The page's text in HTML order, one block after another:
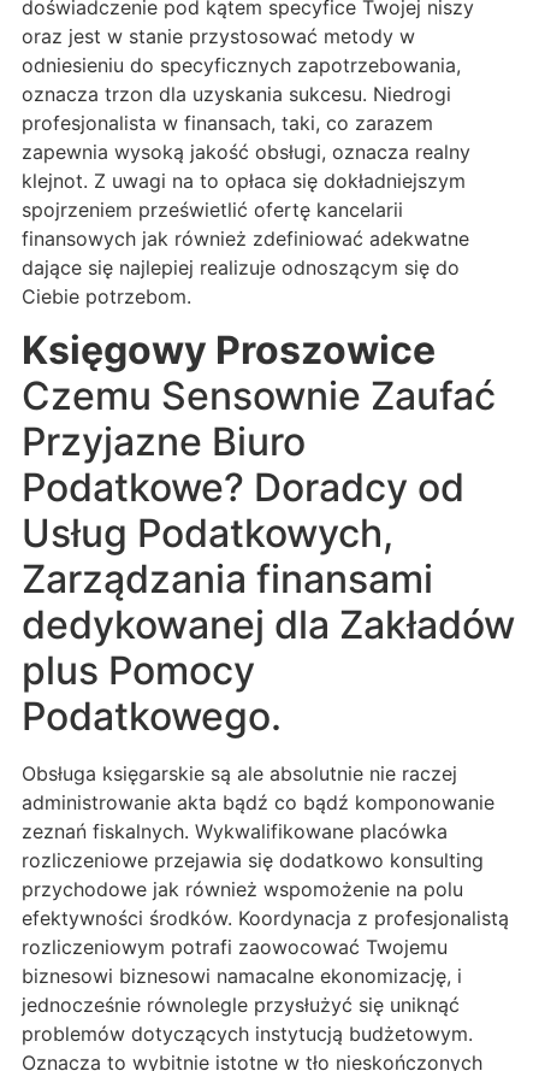
doświadczenie pod kątem specyfice Twojej niszy
oraz jest w stanie przystosować metody w
odniesieniu do specyficznych zapotrzebowania,
oznacza trzon dla uzyskania sukcesu. Niedrogi
profesjonalista w finansach, taki, co zarazem
zapewnia wysoką jakość obsługi, oznacza realny
klejnot. Z uwagi na to opłaca się dokładniejszym
spojrzeniem prześwietlić ofertę kancelarii
finansowych jak również zdefiniować adekwatne
dające się najlepiej realizuje odnoszącym się do
Ciebie potrzebom.
Księgowy Proszowice
Czemu Sensownie Zaufać
Przyjazne Biuro
Podatkowe? Doradcy od
Usług Podatkowych,
Zarządzania finansami
dedykowanej dla Zakładów
plus Pomocy
Podatkowego.
Obsługa księgarskie są ale absolutnie nie raczej
administrowanie akta bądź co bądź komponowanie
zeznań fiskalnych. Wykwalifikowane placówka
rozliczeniowe przejawia się dodatkowo konsulting
przychodowe jak również wspomożenie na polu
efektywności środków. Koordynacja z profesjonalistą
rozliczeniowym potrafi zaowocować Twojemu
biznesowi biznesowi namacalne ekonomizację, i
jednocześnie równolegle przysłużyć się uniknąć
problemów dotyczących instytucją budżetowym.
Oznacza to wybitnie istotne w tło nieskończonych